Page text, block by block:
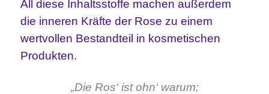
All diese Inhaltsstoffe machen außerdem
die inneren Kräfte der Rose zu einem
wertvollen Bestandteil in kosmetischen
Produkten.
„Die Ros‘ ist ohn‘ warum;